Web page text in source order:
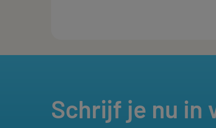
Schrijf je nu in